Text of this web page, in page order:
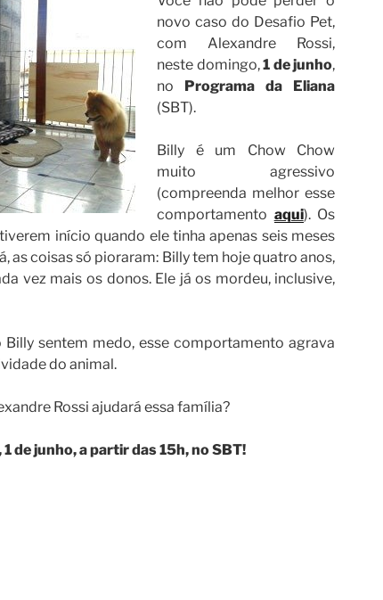
novo caso do Desafio Pet,
com Alexandre Rossi,
neste domingo,1 de junho,
no Programa da Eliana
(SBT).
Billy é um Chow Chow
muito agressivo
(compreenda melhor esse
comportamento aqui). Os
início quando ele tinha apenas seis meses
as coisas só pioraram: Billy tem hoje quatro anos,
vez mais os donos. Ele já os mordeu, inclusive,
Billy sentem medo, esse comportamento agrava
do animal.
Rossi ajudará essa família?
de junho, a partir das 15h, no SBT!